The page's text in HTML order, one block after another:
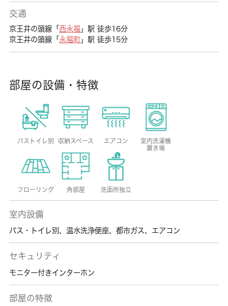
交通
京王井の頭線「 西永福」駅 徒歩16分
京王井の頭線「 永福町」駅 徒歩15分
部屋の設備・特徴
バストイレ別 収納スペース エアコン
室内洗濯機
置き場
フローリング 角部屋 洗面所独立
室内設備
バス・トイレ別 、 温水洗浄便座、 都市ガス、 エアコン
セキュリティ
モニター付きインターホン
部屋の特徴